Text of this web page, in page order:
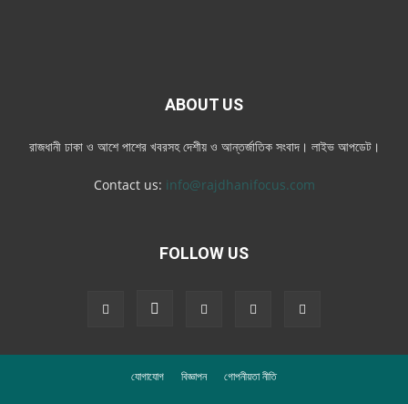
ABOUT US
রাজধানী ঢাকা ও আশে পাশের খবরসহ দেশীয় ও আন্তর্জাতিক সংবাদ। লাইভ আপডেট।
Contact us: info@rajdhanifocus.com
FOLLOW US
যোগাযোগ বিজ্ঞাপন গোপনীয়তা নীতি